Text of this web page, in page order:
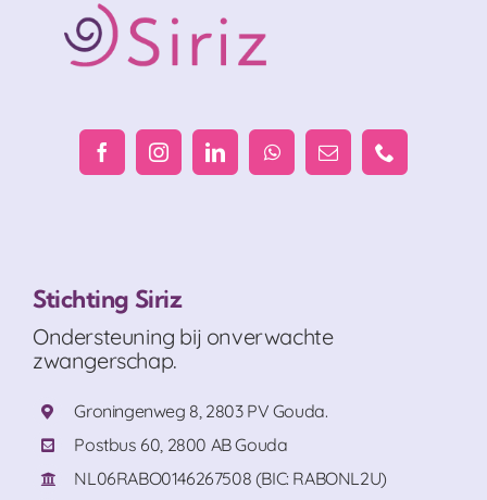
Stichting Siriz
Ondersteuning bij onverwachte
zwangerschap.
Groningenweg 8, 2803 PV Gouda.
Postbus 60, 2800 AB Gouda
NL06RABO0146267508 (BIC: RABONL2U)